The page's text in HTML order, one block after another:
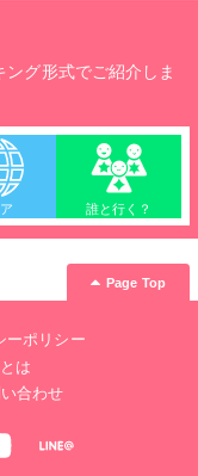
グ形式でご紹介しま
誰と行く？
Page Top
ーポリシー
は
合わせ